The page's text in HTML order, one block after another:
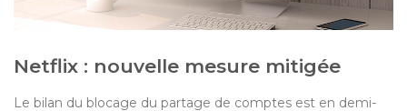
Netflix : nouvelle mesure mitigée
Le bilan du blocage du partage de comptes est en demi-